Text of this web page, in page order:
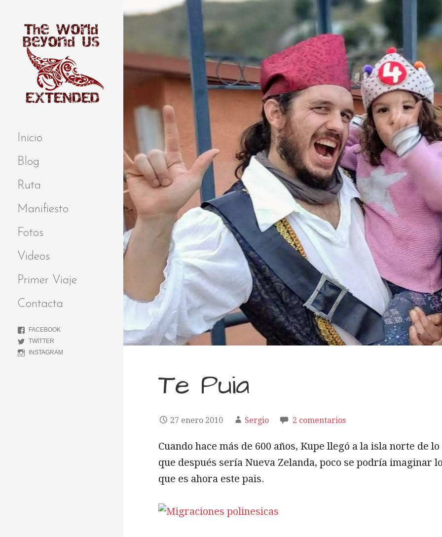
a
a
r
e
n
i
d
o
BEYOND US
Inicio
Blog
Ruta
Manifiesto
Fotos
Videos
Primer Viaje
Contacta
FACEBOOK
TWITTER
INSTAGRAM
Te Puia
27 enero 2010 Sergio 2 comentarios
Cuando hace más de 600 años, Kupe llegó a la isla norte de lo
que después sería Nueva Zelanda, poco se podría imaginar lo
que es ahora este pais.